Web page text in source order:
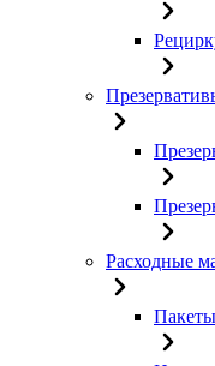
Расходные